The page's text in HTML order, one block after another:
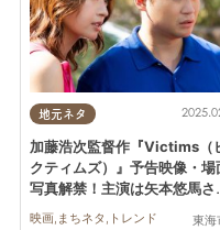
地元ネタ
東海
加藤浩次監督作『Victims（
クティムズ）』予告映像・場
写真解禁！主演は矢本悠馬さ
【MIRRORLIAR FILMS
映画,まちネタ,トレンド